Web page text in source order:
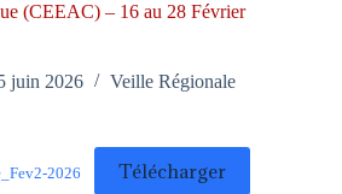
(CEEAC) – 16 au 28 Février
juin 2026 Veille Régionale
2026 Télécharger